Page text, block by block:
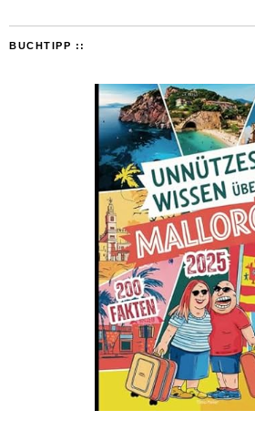
BUCHTIPP ::